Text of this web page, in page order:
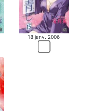
18 janv. 2006